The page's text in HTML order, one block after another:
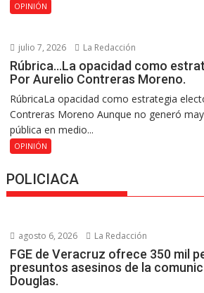
OPINIÓN
julio 7, 2026 La Redacción
Rúbrica…La opacidad como
Por Aurelio Contreras Moreno.
RúbricaLa opacidad como estrategia
Contreras Moreno Aunque no generó
pública en medio...
OPINIÓN
POLICIACA
agosto 6, 2026 La Redacción
FGE de Veracruz ofrece 350 mil
presuntos asesinos de la
Douglas.